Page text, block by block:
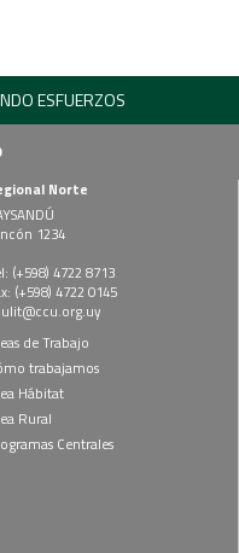
ESFUERZOS
Norte
1234
(+598) 4722 8713
(+598) 4722 0145
de Trabajo
trabajamos
Hábitat
Rural
Centrales